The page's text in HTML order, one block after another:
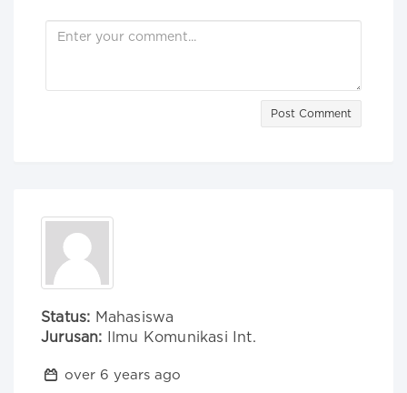
Post Comment
Status: Mahasiswa
Jurusan: Ilmu Komunikasi Int.
over 6 years ago